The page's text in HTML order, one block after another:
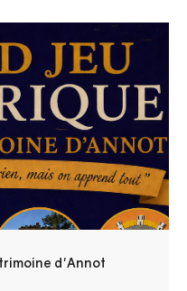
Découvrez Annot
tout à apprendre… et
d'Annot